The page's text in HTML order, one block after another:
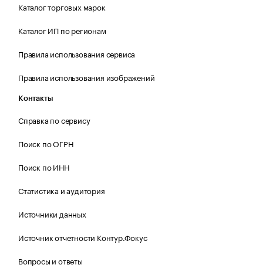
Каталог торговых марок
Каталог ИП по регионам
Правила использования сервиса
Правила использования изображений
Контакты
Справка по сервису
Поиск по ОГРН
Поиск по ИНН
Статистика и аудитория
Источники данных
Источник отчетности Контур.Фокус
Вопросы и ответы